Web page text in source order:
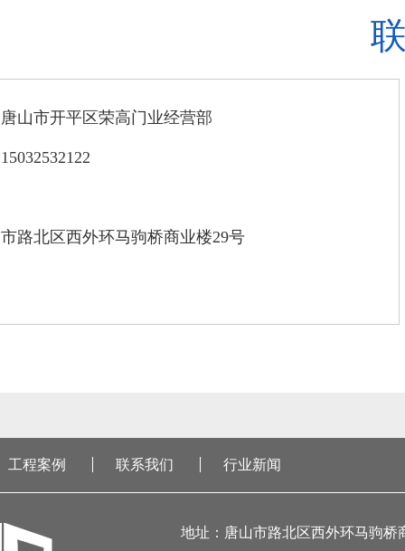
山市开平区荣高门业经营部
路北区西外环马驹桥商业楼29号
工程案例 联系我们 行业新闻
地址：唐山市路北区西外环马驹桥